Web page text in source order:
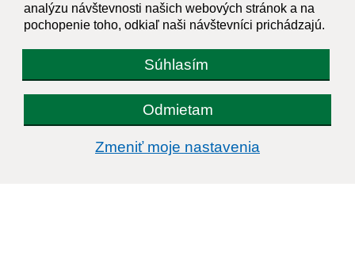
analýzu návštevnosti našich webových stránok a na
pochopenie toho, odkiaľ naši návštevníci prichádzajú.
Súhlasím
Odmietam
Zmeniť moje nastavenia